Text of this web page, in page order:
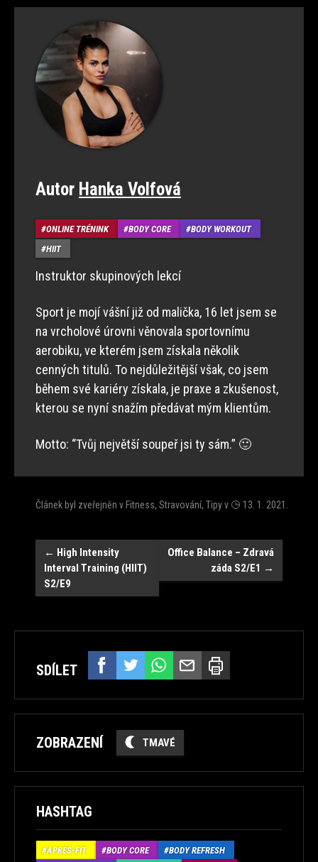
Autor Hanka Volfová
ONLINE TRÉNINK BODY CORE
BODY WORKOUT
HIIT
Instruktor skupinových lekcí
Sport je mojí vášní již od malička, 16 let jsem se
na vrcholové úrovni věnovala sportovnímu
aerobiku, ve kterém jsem získala několik
cenných titulů. To nejdůležitější však, co jsem
během své kariéry získala, je praxe a zkušenost,
kterou se nyní snažím předávat mým klientům.
Motto: “Tvůj největší soupeř jsi ty sám.” 🙂
Článek byl zveřejněn v Fitness, Stravování, Tipyv 13. 1. 2021
Navigace
← High Intensity
Interval Training (HIIT)
S2/E9
Office Balance – Zdravá
záda S2/E1 →
SDÍLET
ZOBRAZENÍ TMAVÉ
HASHTAG
APRÉS-FIT BODY CORE
BODY REFRESH